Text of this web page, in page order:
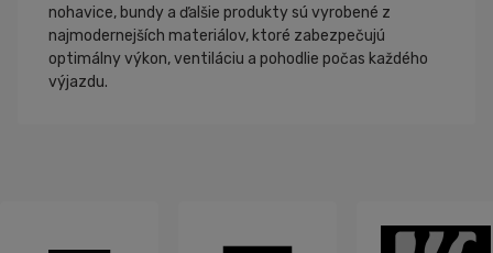
nohavice, bundy a ďalšie produkty sú vyrobené z
najmodernejších materiálov, ktoré zabezpečujú
optimálny výkon, ventiláciu a pohodlie počas každého
výjazdu.